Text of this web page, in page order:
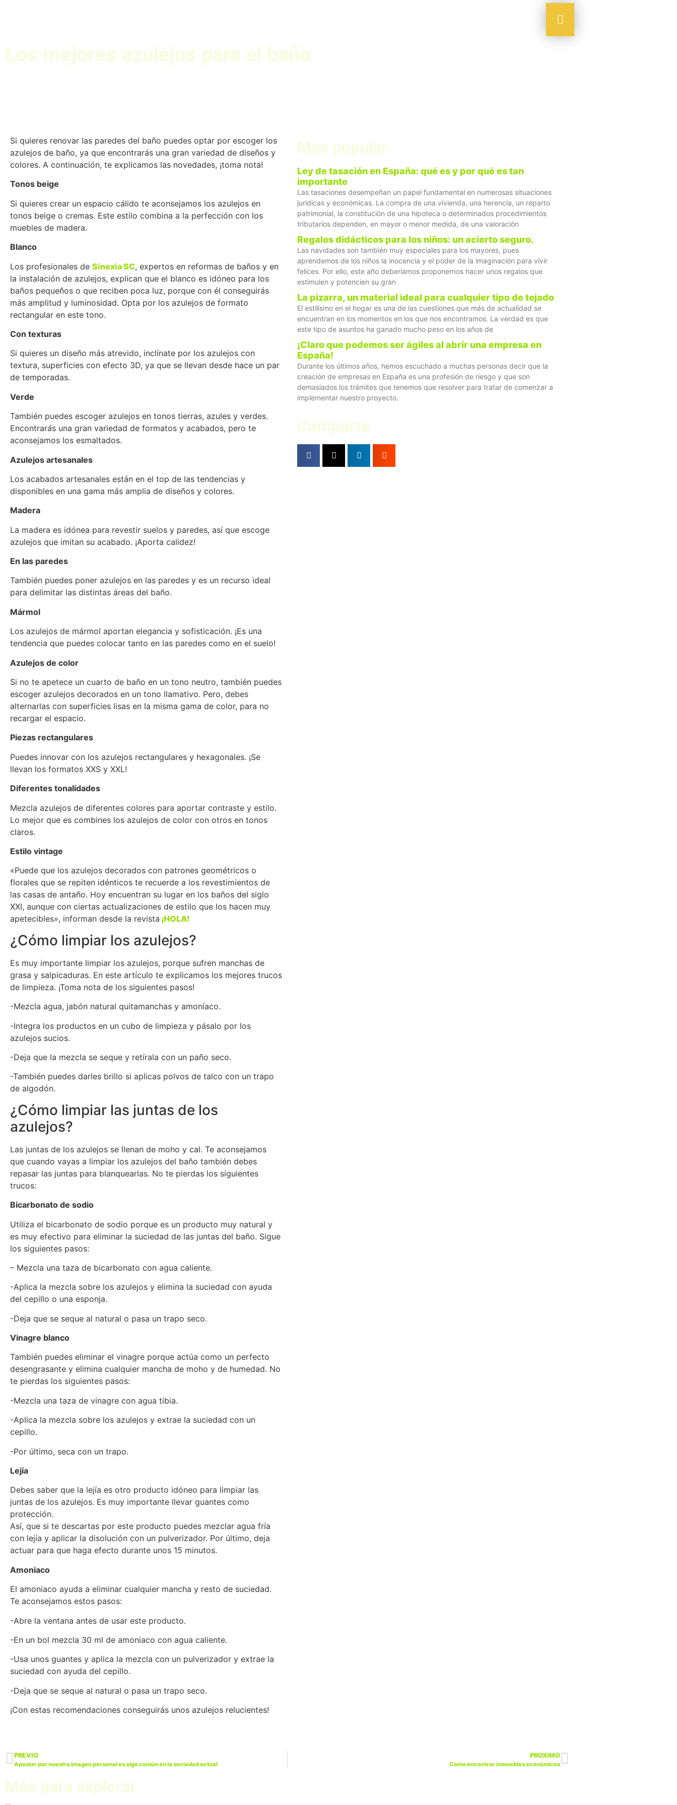
Los mejores azulejos para el baño
Si quieres renovar las paredes del baño puedes optar por escoger los
azulejos de baño, ya que encontrarás una gran variedad de diseños y
colores. A continuación, te explicamos las novedades, ¡toma nota!
Tonos beige
Si quieres crear un espacio cálido te aconsejamos los azulejos en
tonos beige o cremas. Este estilo combina a la perfección con los
muebles de madera.
Blanco
Los profesionales de Sinexia SC, expertos en reformas de baños y en
la instalación de azulejos, explican que el blanco es idóneo para los
baños pequeños o que reciben poca luz, porque con él conseguirás
más amplitud y luminosidad. Opta por los azulejos de formato
rectangular en este tono.
Con texturas
Si quieres un diseño más atrevido, inclínate por los azulejos con
textura, superficies con efecto 3D, ya que se llevan desde hace un par
de temporadas.
Verde
También puedes escoger azulejos en tonos tierras, azules y verdes.
Encontrarás una gran variedad de formatos y acabados, pero te
aconsejamos los esmaltados.
Azulejos artesanales
Los acabados artesanales están en el top de las tendencias y
disponibles en una gama más amplia de diseños y colores.
Madera
La madera es idónea para revestir suelos y paredes, así que escoge
azulejos que imitan su acabado. ¡Aporta calidez!
En las paredes
También puedes poner azulejos en las paredes y es un recurso ideal
para delimitar las distintas áreas del baño.
Mármol
Los azulejos de mármol aportan elegancia y sofisticación. ¡Es una
tendencia que puedes colocar tanto en las paredes como en el suelo!
Azulejos de color
Si no te apetece un cuarto de baño en un tono neutro, también puedes
escoger azulejos decorados en un tono llamativo. Pero, debes
alternarlas con superficies lisas en la misma gama de color, para no
recargar el espacio.
Piezas rectangulares
Puedes innovar con los azulejos rectangulares y hexagonales. ¡Se
llevan los formatos XXS y XXL!
Diferentes tonalidades
Mezcla azulejos de diferentes colores para aportar contraste y estilo.
Lo mejor que es combines los azulejos de color con otros en tonos
claros.
Estilo vintage
«Puede que los azulejos decorados con patrones geométricos o
florales que se repiten idénticos te recuerde a los revestimientos de
las casas de antaño. Hoy encuentran su lugar en los baños del siglo
XXI, aunque con ciertas actualizaciones de estilo que los hacen muy
apetecibles», informan desde la revista ¡HOLA!
¿Cómo limpiar los azulejos?
Es muy importante limpiar los azulejos, porque sufren manchas de
grasa y salpicaduras. En este artículo te explicamos los mejores trucos
de limpieza. ¡Toma nota de los siguientes pasos!
-Mezcla agua, jabón natural quitamanchas y amoníaco.
-Integra los productos en un cubo de limpieza y pásalo por los
azulejos sucios.
-Deja que la mezcla se seque y retírala con un paño seco.
-También puedes darles brillo si aplicas polvos de talco con un trapo
de algodón.
¿Cómo limpiar las juntas de los
azulejos?
Las juntas de los azulejos se llenan de moho y cal. Te aconsejamos
que cuando vayas a limpiar los azulejos del baño también debes
repasar las juntas para blanquearlas. No te pierdas los siguientes
trucos:
Bicarbonato de sodio
Utiliza el bicarbonato de sodio porque es un producto muy natural y
es muy efectivo para eliminar la suciedad de las juntas del baño. Sigue
los siguientes pasos:
– Mezcla una taza de bicarbonato con agua caliente.
-Aplica la mezcla sobre los azulejos y elimina la suciedad con ayuda
del cepillo o una esponja.
-Deja que se seque al natural o pasa un trapo seco.
Vinagre blanco
También puedes eliminar el vinagre porque actúa como un perfecto
desengrasante y elimina cualquier mancha de moho y de humedad. No
te pierdas los siguientes pasos:
-Mezcla una taza de vinagre con agua tibia.
-Aplica la mezcla sobre los azulejos y extrae la suciedad con un
cepillo.
-Por último, seca con un trapo.
Lejía
Debes saber que la lejía es otro producto idóneo para limpiar las
juntas de los azulejos. Es muy importante llevar guantes como
protección.
Así, que si te descartas por este producto puedes mezclar agua fría
con lejía y aplicar la disolución con un pulverizador. Por último, deja
actuar para que haga efecto durante unos 15 minutos.
Amoniaco
El amoniaco ayuda a eliminar cualquier mancha y resto de suciedad.
Te aconsejamos estos pasos:
-Abre la ventana antes de usar este producto.
-En un bol mezcla 30 ml de amoniaco con agua caliente.
-Usa unos guantes y aplica la mezcla con un pulverizador y extrae la
suciedad con ayuda del cepillo.
-Deja que se seque al natural o pasa un trapo seco.
¡Con estas recomendaciones conseguirás unos azulejos relucientes!
Mas popular
Ley de tasación en España: qué es y por qué es tan
importante
Las tasaciones desempeñan un papel fundamental en numerosas situaciones
jurídicas y económicas. La compra de una vivienda, una herencia, un reparto
patrimonial, la constitución de una hipoteca o determinados procedimientos
tributarios dependen, en mayor o menor medida, de una valoración
Regalos didácticos para los niños: un acierto seguro.
Las navidades son también muy especiales para los mayores, pues
aprendemos de los niños la inocencia y el poder de la imaginación para vivir
felices. Por ello, este año deberíamos proponernos hacer unos regalos que
estimulen y potencien su gran
La pizarra, un material ideal para cualquier tipo de tejado
El estilismo en el hogar es una de las cuestiones que más de actualidad se
encuentran en los momentos en los que nos encontramos. La verdad es que
este tipo de asuntos ha ganado mucho peso en los años de
¡Claro que podemos ser ágiles al abrir una empresa en
España!
Durante los últimos años, hemos escuchado a muchas personas decir que la
creación de empresas en España es una profesión de riesgo y que son
demasiados los trámites que tenemos que resolver para tratar de comenzar a
implementar nuestro proyecto.
Comparte
PREVIO
Apostar por nuestra imagen personal es algo común en la sociedad actual
PROXIMO
Como encontrar inmuebles económicos
Más para explorar